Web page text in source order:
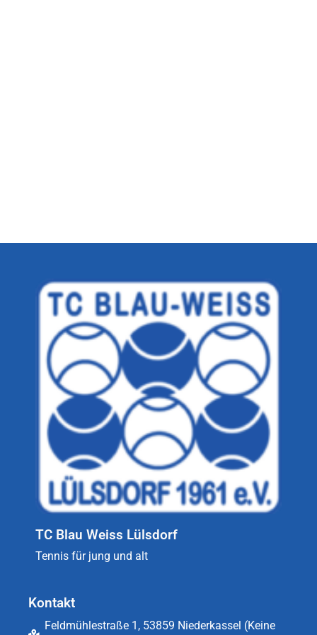
TC Blau Weiss Lülsdorf
Tennis für jung und alt
Kontakt
Feldmühlestraße 1, 53859 Niederkassel (Keine